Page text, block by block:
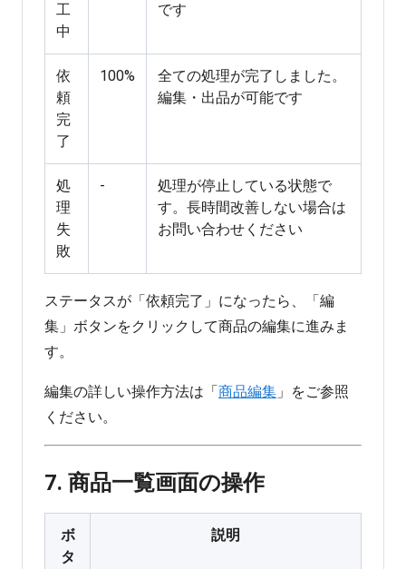
工
中
です
依
頼
完
了
100%
全ての処理が完了しました。
編集・出品が可能です
処
理
失
敗
-
処理が停止している状態で
す。長時間改善しない場合は
お問い合わせください
ステータスが「依頼完了」になったら、「編
集」ボタンをクリックして商品の編集に進みま
す。
編集の詳しい操作方法は「商品編集 」をご参照
ください。
7. 商品一覧画面の操作
ボ
タ
説明